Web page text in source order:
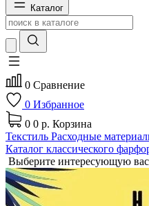
Каталог
0 Сравнение
0 Избранное
0 0 р. Корзина
Текстиль Расходные
Каталог классического
Выберите интересующую